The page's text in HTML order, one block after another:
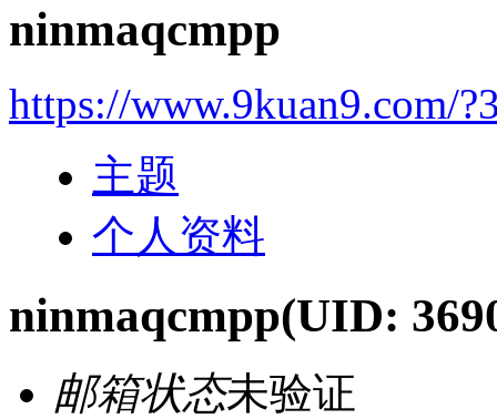
ninmaqcmpp
https://www.9kuan9.com/
主题
个人资料
ninmaqcmpp(UID:
邮箱状态未验证